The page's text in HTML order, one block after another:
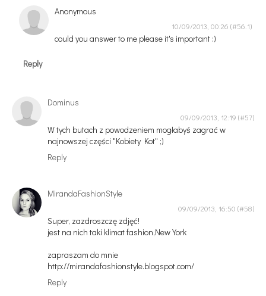
Anonymous
10/09/2013, 00:26
could you answer to me please it's important :)
Reply
Dominus
09/09/2013, 12:19
W tych butach z powodzeniem mogłabyś zagrać w
najnowszej części "Kobiety Kot" ;)
Reply
MirandaFashionStyle
09/09/2013, 16:50
Super, zazdroszczę zdjęć!
jest na nich taki klimat fashion,New York
zapraszam do mnie
http://mirandafashionstyle.blogspot.com/
Reply